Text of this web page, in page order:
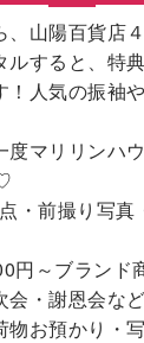
山陽百貨店
すると、特
人気の振袖
マリリンハ
・前撮り写
～ブランド
会・謝恩会など
お預かり・